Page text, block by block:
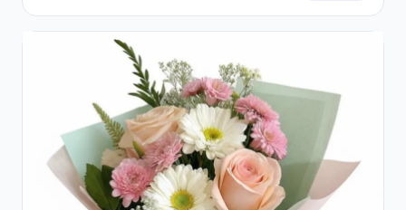
Galbene și Trandafiri Albi